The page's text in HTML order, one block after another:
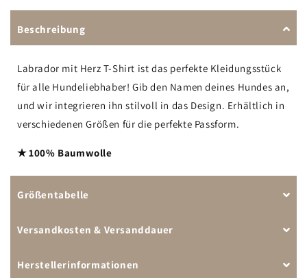
Beschreibung
Labrador mit Herz T-Shirt ist das perfekte Kleidungsstück
für alle Hundeliebhaber! Gib den Namen deines Hundes an,
und wir integrieren ihn stilvoll in das Design. Erhältlich in
verschiedenen Größen für die perfekte Passform.
★ 100% Baumwolle
Größentabelle
Versandkosten & Versanddauer
Herstellerinformationen